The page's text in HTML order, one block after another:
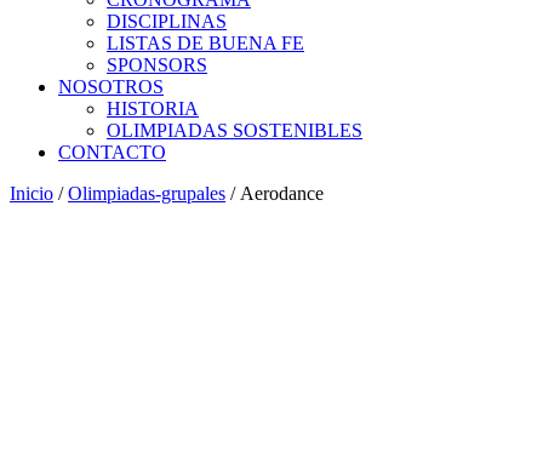
DISCIPLINAS
LISTAS DE BUENA FE
SPONSORS
NOSOTROS
HISTORIA
OLIMPIADAS SOSTENIBLES
CONTACTO
Inicio /Olimpiadas-grupales / Aerodance